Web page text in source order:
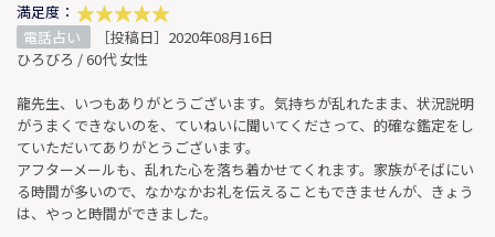
満足度：
電話占い
［投稿日］2020年08月16日
ひろびろ / 60代 女性
龍先生、いつもありがとうございます。気持ちが乱れたまま、状況説明
がうまくできないのを、ていねいに聞いてくださって、的確な鑑定をし
ていただいてありがとうございます。
アフターメールも、乱れた心を落ち着かせてくれます。家族がそばにい
る時間が多いので、なかなかお礼を伝えることもできませんが、きょう
は、やっと時間ができました。